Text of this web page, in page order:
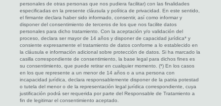
personales de otras personas que nos pudiera facilitar) con las finalidades
especificadas en la presente cláusula y política de privacidad. En este sentido,
el firmante declara haber sido informado, consentir, así como informar y
disponer del consentimiento de terceros de los que nos facilite datos
personales para dicho tratamiento. Con la aceptación y/o validación del
proceso, declara ser mayor de 14 años y disponer de capacidad jurídica* y
consiente expresamente el tratamiento de datos conforme a lo establecido en
la cláusula e información adicional sobre protección de datos. Si ha marcado la
casilla correspondiente de consentimiento, la base legal para dichos fines es
su consentimiento, que puede retirar en cualquier momento. (*) En los casos
en los que represente a un menor de 14 años o a una persona con
incapacidad jurídica, declara responsablemente disponer de la patria potestad
o tutela del menor o de la representación legal jurídica correspondiente, cuya
justificación podrá ser requerida por parte del Responsable de Tratamiento a
fin de legitimar el consentimiento aceptado.